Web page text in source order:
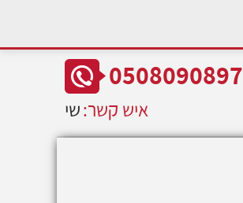
0508090897
איש קשר:שי